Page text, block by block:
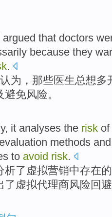
argued that doctors
because they
.
认为 ， 那些医生总想多
避免风险。
, it analyses the risk of
evaluation methods
to avoid risk.
析了 虚拟营销中存在的
了虚拟代理商风险回避